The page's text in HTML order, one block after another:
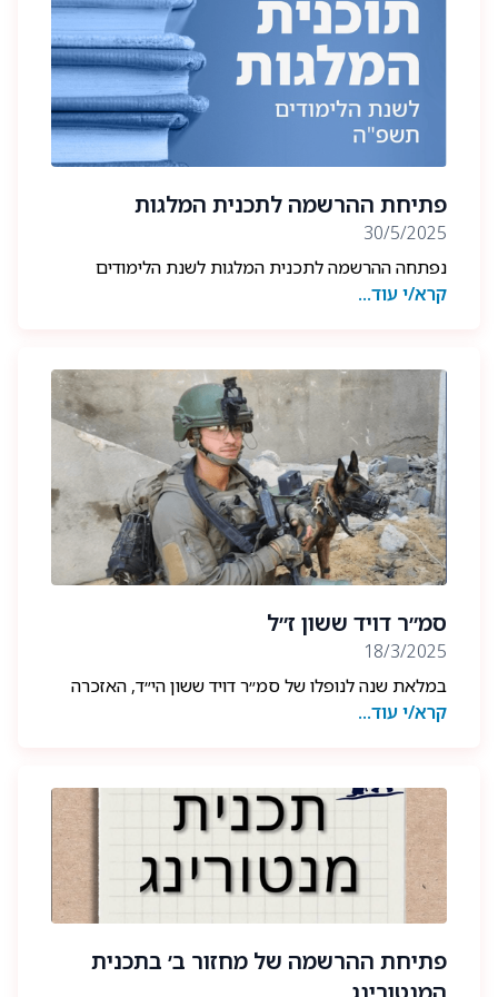
את סיפורם של לוחמי היחידה וכלביה, את המורשת,
הערכים והעשייה שנבנו לאורך השנים.
תודה על ההזמנה, על ההקשבה ועל ההכרה בדרכם של
ההולכים בראש - בעבר, בהווה ובעתיד.
פתיחת ההרשמה לתכנית המלגות
30/5/2025
נפתחה ההרשמה לתכנית המלגות לשנת הלימודים
תשפ״ו.
בהצלחה לנרשמים 🎓🐾🐕📚
קרא/י עוד...
סמ״ר דויד ששון ז״ל
18/3/2025
במלאת שנה לנופלו של סמ״ר דויד ששון הי״ד, האזכרה
קרא/י עוד...
פתיחת ההרשמה של מחזור ב׳ בתכנית